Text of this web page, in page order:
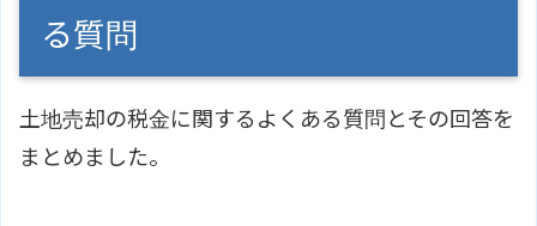
る質問
土地売却の税金に関するよくある質問とその回答を
まとめました。